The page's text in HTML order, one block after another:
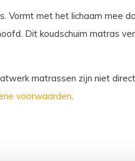
met het lichaam mee
Dit koudschuim matras
matrassen zijn niet
voorwaarden.